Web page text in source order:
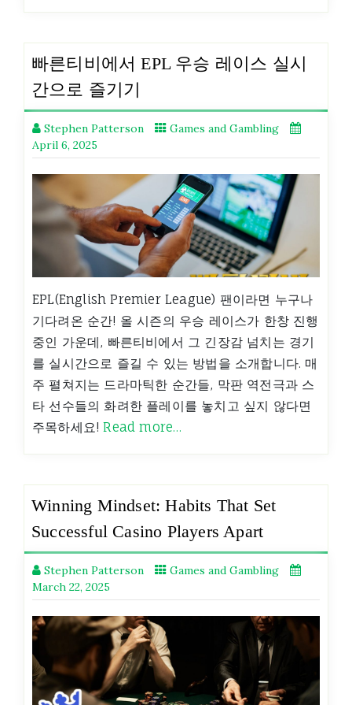
빠른티비에서 EPL 우승 레이스 실시
간으로 즐기기
Stephen Patterson
Games and Gambling
April 6, 2025
EPL(English Premier League) 팬이라면 누구나
기다려온 순간! 올 시즌의 우승 레이스가 한창 진행
중인 가운데, 빠른티비에서 그 긴장감 넘치는 경기
를 실시간으로 즐길 수 있는 방법을 소개합니다. 매
주 펼쳐지는 드라마틱한 순간들, 막판 역전극과 스
타 선수들의 화려한 플레이를 놓치고 싶지 않다면
주목하세요!Read more…
Winning Mindset: Habits That Set
Successful Casino Players Apart
Stephen Patterson
Games and Gambling
March 22, 2025